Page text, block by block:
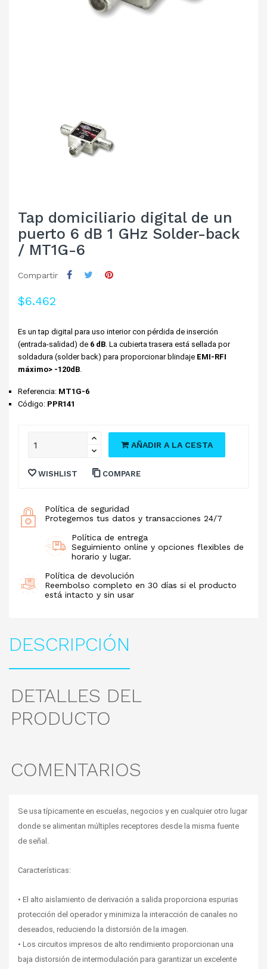
Tap domiciliario digital de un
puerto 6 dB 1 GHz Solder-back
/ MT1G-6
Compartir
$6.462
Es un tap digital para uso interior con pérdida de inserción
(entrada-salidad) de 6 dB. La cubierta trasera está sellada por
soldadura (solder back) para proporcionar blindaje EMI-RFI
máximo> -120dB.
Referencia: MT1G-6
Código: PPR141
AÑADIR A LA CESTA
WISHLIST COMPARE
Política de seguridad
Protegemos tus datos y transacciones 24/7
Política de entrega
Seguimiento online y opciones flexibles de
horario y lugar.
Política de devolución
Reembolso completo en 30 días si el producto
está intacto y sin usar
DESCRIPCIÓN
DETALLES DEL
PRODUCTO
COMENTARIOS
Se usa típicamente en escuelas, negocios y en cualquier otro lugar
donde se alimentan múltiples receptores desde la misma fuente
de señal.
Características:
• El alto aislamiento de derivación a salida proporciona espurias
protección del operador y minimiza la interacción de canales no
deseados, reduciendo la distorsión de la imagen.
• Los circuitos impresos de alto rendimiento proporcionan una
baja distorsión de intermodulación para garantizar un excelente